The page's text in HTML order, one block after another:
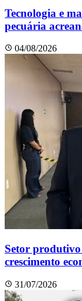
Tecnologia e
pecuária
04/08/2026
Setor
crescimento
31/07/2026